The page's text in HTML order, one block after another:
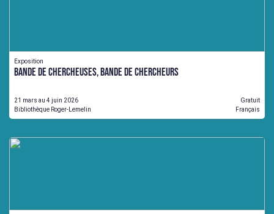
Exposition
Bande de chercheuses, Bande de chercheurs
21 mars au 4 juin 2026
Bibliothèque Roger-Lemelin
Gratuit
Français